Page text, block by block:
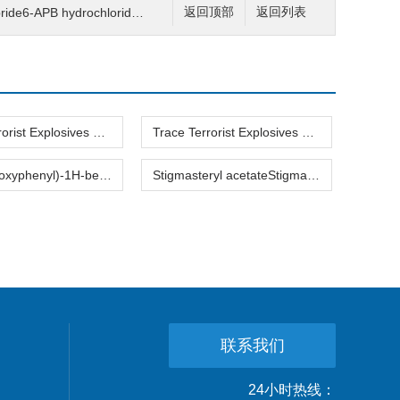
返回列表
返回顶部
APB hydrochloride 6-APB
联系我们
24小时热线：